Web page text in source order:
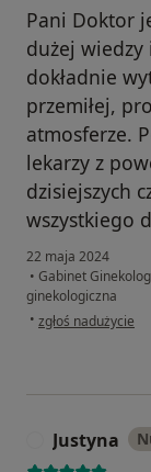
Pani Doktor
dużej wiedzy
dokładnie
przemiłej,
atmosferze.
lekarzy z
dzisiejszych
wszystkiego
22 maja 2024
• Gabinet
ginekologiczna
• w opinii
zgłoś nadużycie
Justyna